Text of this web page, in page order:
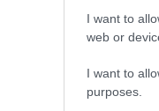
I want to
web or
I want to
purposes.